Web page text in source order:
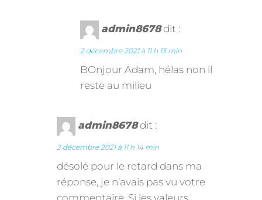
admin8678 dit :
2 décembre 2021 à 11 h 13 min
BOnjour Adam, hélas non il
reste au milieu
admin8678 dit :
2 décembre 2021 à 11 h 14 min
désolé pour le retard dans ma
réponse, je n’avais pas vu votre